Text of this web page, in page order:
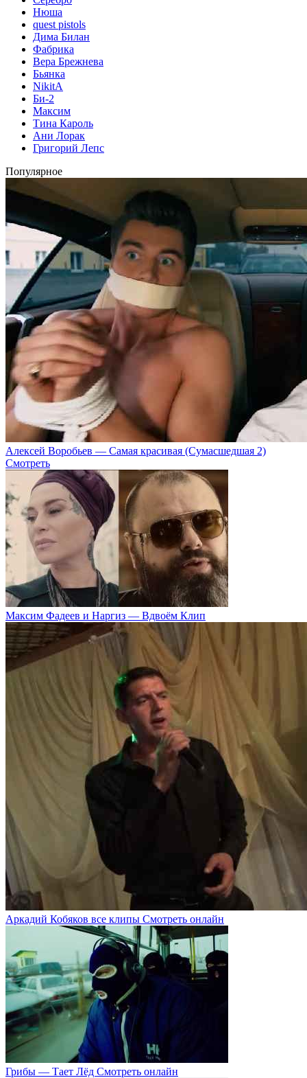
Нюша
quest pistols
Дима Билан
Фабрика
Вера Брежнева
Бьянка
NikitA
Би-2
Максим
Тина Кароль
Ани Лорак
Григорий Лепс
Популярное
Алексей Воробьев — Самая красивая (Сумасшедшая 2)
Смотреть
Максим Фадеев и Наргиз — Вдвоём Клип
Аркадий Кобяков все клипы Смотреть онлайн
Грибы — Тает Лёд Смотреть онлайн